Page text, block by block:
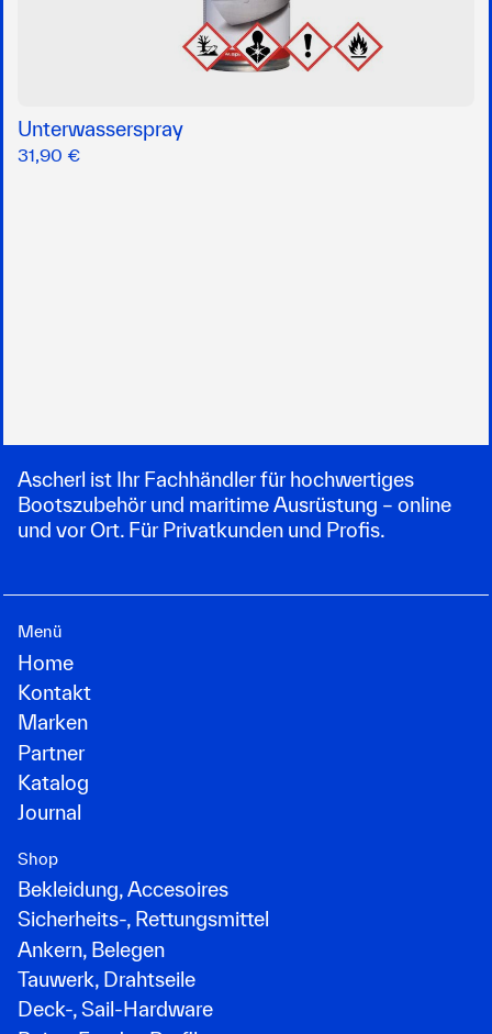
Unterwasserspray
31,90 €
Ascherl ist Ihr Fachhändler für hochwertiges
Bootszubehör und maritime Ausrüstung – online
und vor Ort. Für Privatkunden und Profis.
Menü
Home
Kontakt
Marken
Partner
Katalog
Journal
Shop
Bekleidung, Accesoires
Sicherheits-, Rettungsmittel
Ankern, Belegen
Tauwerk, Drahtseile
Deck-, Sail-Hardware